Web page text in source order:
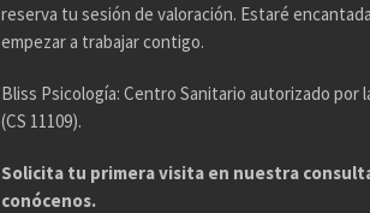
reserva tu sesión de valoración. Estaré
empezar a trabajar contigo.
Bliss Psicología: Centro Sanitario autorizado por
(CS 11109).
Solicita tu primera visita en nuestra
conócenos.